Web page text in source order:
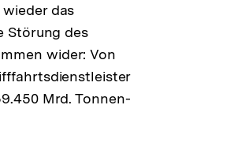
das
Störung des
wider: Von
Mrd. Tonnen-